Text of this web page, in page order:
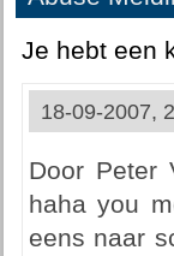
Je hebt een
18-09-2007,
Door Peter
haha you
eens naar